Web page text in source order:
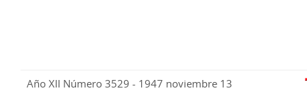
Año XII Número 3529 - 1947 noviembre 13